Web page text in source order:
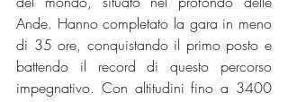
Ande. Hanno completato la gara in meno
di 35 ore, conquistando il primo posto e
battendo il record di questo percorso
impegnativo. Con altitudini fino a 3400